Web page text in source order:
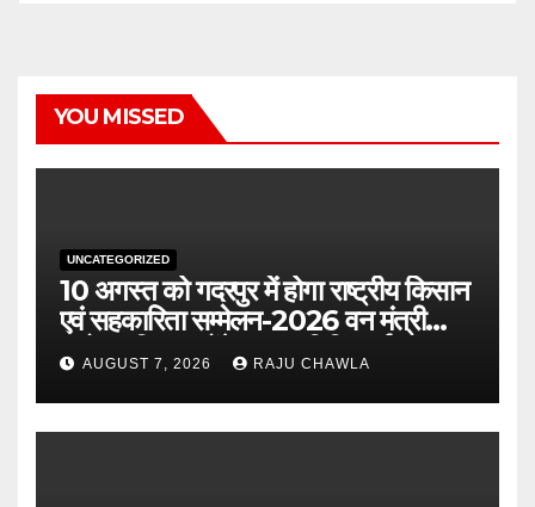
YOU MISSED
UNCATEGORIZED
10 अगस्त को गदरपुर में होगा राष्ट्रीय किसान
एवं सहकारिता सम्मेलन-2026 वन मंत्री
सुबोध उनियाल होंगे मुख्य अतिथि, पूर्व
पंजीकरण अनिवार्य
AUGUST 7, 2026 RAJU CHAWLA